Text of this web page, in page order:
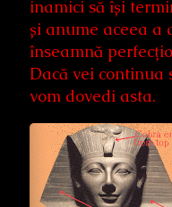
inamici să își
și anume aceea a
înseamnă
Dacă vei continua
vom dovedi asta.